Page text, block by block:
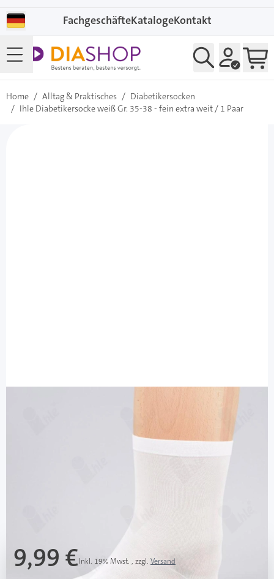
FachgeschäfteKatalogeKontakt
Home / Alltag & Praktisches / Diabetikersocken
/ Ihle Diabetikersocke weiß Gr. 35-38 - fein extra weit / 1 Paar
Ihle Diabetikersocke weiß Gr. 35-38 -
fein extra weit / 1 Paar
9,99 €Inkl. 19% Mwst. , zzgl. Versand